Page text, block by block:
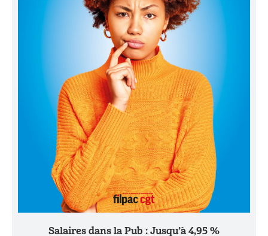
Salaires dans la Pub : Jusqu’à 4,95 %